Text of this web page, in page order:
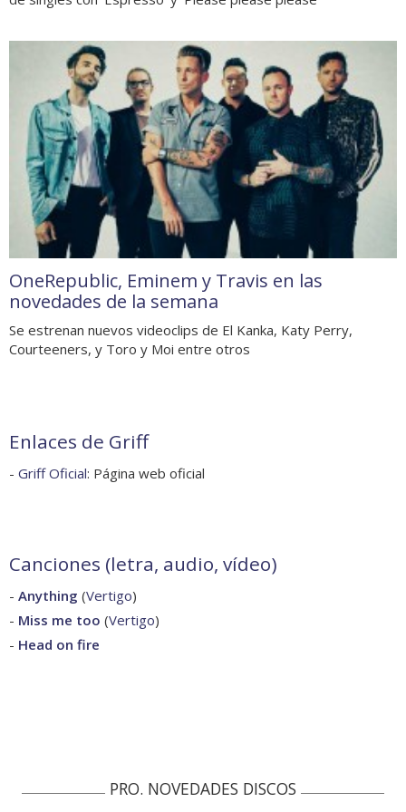
OneRepublic, Eminem y Travis en las
novedades de la semana
Se estrenan nuevos videoclips de El Kanka, Katy Perry,
Courteeners, y Toro y Moi entre otros
Enlaces de Griff
- Griff Oficial: Página web oficial
Canciones (letra, audio, vídeo)
- Anything (Vertigo)
- Miss me too (Vertigo)
- Head on fire
PRO. NOVEDADES DISCOS